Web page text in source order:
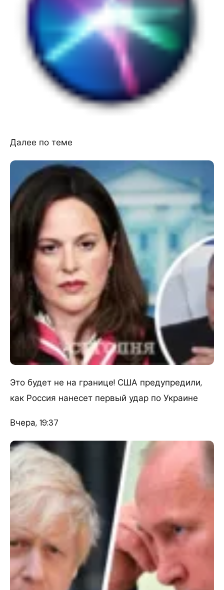
Далее по теме
Это будет не на границе! США предупредили,
как Россия нанесет первый удар по Украине
Вчера, 19:37